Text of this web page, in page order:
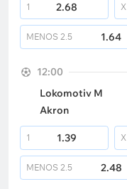
1 2.68 X
MENOS 2.5 1.64
12:00
Lokomotiv M
Akron
1 1.39 X
MENOS 2.5 2.48